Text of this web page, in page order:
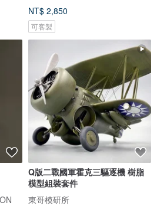
NT$ 2,850
可客製
Q版二戰國軍霍克三驅逐機 樹脂
模型組裝套件
東哥模研所